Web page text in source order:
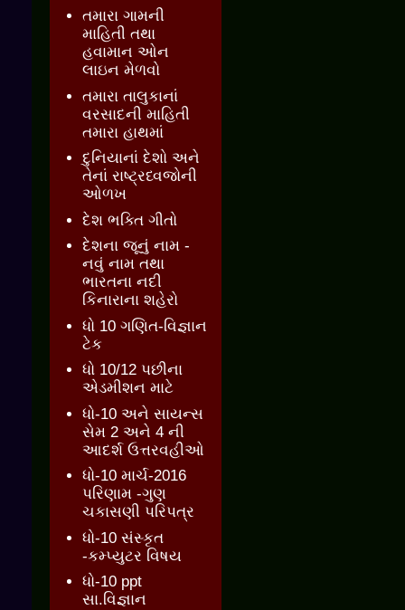
તમારા ગામની
માહિતી તથા
હવામાન ઓન
લાઇન મેળવો
તમારા તાલુકાનાં
વરસાદની માહિતી
તમારા હાથમાં
દુનિયાનાં દેશો અને
તેનાં રાષ્ટ્રધ્વજોની
ઓળખ
દેશ ભક્તિ ગીતો
દેશના જૂનું નામ -
નવું નામ તથા
ભારતના નદી
કિનારાના શહેરો
ધો 10 ગણિત-વિજ્ઞાન
ટેક
ધો 10/12 પછીના
એડમીશન માટે
ધો-10 અને સાયન્સ
સેમ 2 અને 4 ની
આદર્શ ઉત્તરવહીઓ
ધો-10 માર્ચ-2016
પરિણામ -ગુણ
ચકાસણી પરિપત્ર
ધો-10 સંસ્કૃત
-કમ્પ્યુટર વિષય
ધો-10 ppt
સા.વિજ્ઞાન